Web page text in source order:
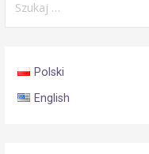
Polski
English